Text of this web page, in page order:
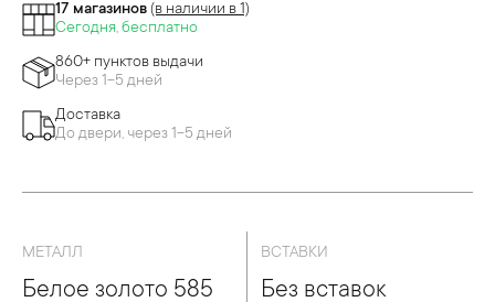
17 магазинов (в наличии в 1)
Сегодня, бесплатно
860+ пунктов выдачи
Через 1-5 дней
Доставка
До двери, через 1-5 дней
МЕТАЛЛ
Белое золото 585
ВСТАВКИ
Без вставок